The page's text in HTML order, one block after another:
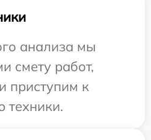
анализа мы
смету работ,
приступим к
техники.